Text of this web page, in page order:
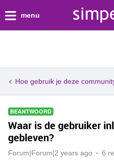
menu
Hoe gebruik je deze
BEANTWOORD
Waar is de gebruiker
gebleven?
Forum|Forum|2 years ago 6